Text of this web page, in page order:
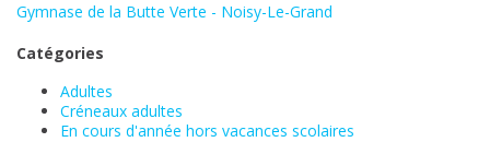
Gymnase de la Butte Verte - Noisy-Le-Grand
Catégories
Adultes
Créneaux adultes
En cours d'année hors vacances scolaires